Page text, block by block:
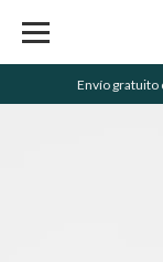
Envío gratuito